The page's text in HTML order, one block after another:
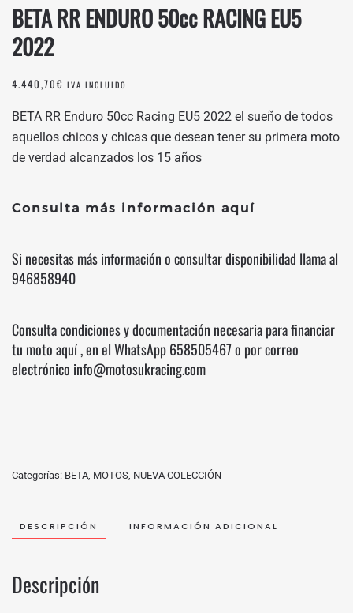
BETA RR ENDURO 50cc RACING EU5
2022
4.440,70€ IVA INCLUIDO
BETA RR Enduro 50cc Racing EU5 2022 el sueño de todos
aquellos chicos y chicas que desean tener su primera moto
de verdad alcanzados los 15 años
Consulta más información aquí
Si necesitas más información o consultar disponibilidad llama al
946858940
Consulta condiciones y documentación necesaria para financiar
tu motoaquí, en el WhatsApp658505467o por correo
electrónico info@motosukracing.com
Categorías: BETA MOTOS NUEVA COLECCIÓN
DESCRIPCIÓN INFORMACIÓN ADICIONAL
Descripción